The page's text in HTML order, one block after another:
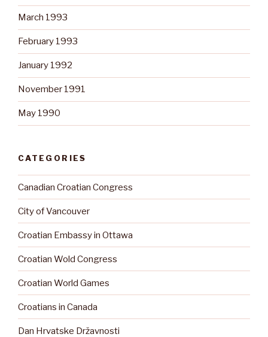
March 1993
February 1993
January 1992
November 1991
May 1990
CATEGORIES
Canadian Croatian Congress
City of Vancouver
Croatian Embassy in Ottawa
Croatian Wold Congress
Croatian World Games
Croatians in Canada
Dan Hrvatske Državnosti